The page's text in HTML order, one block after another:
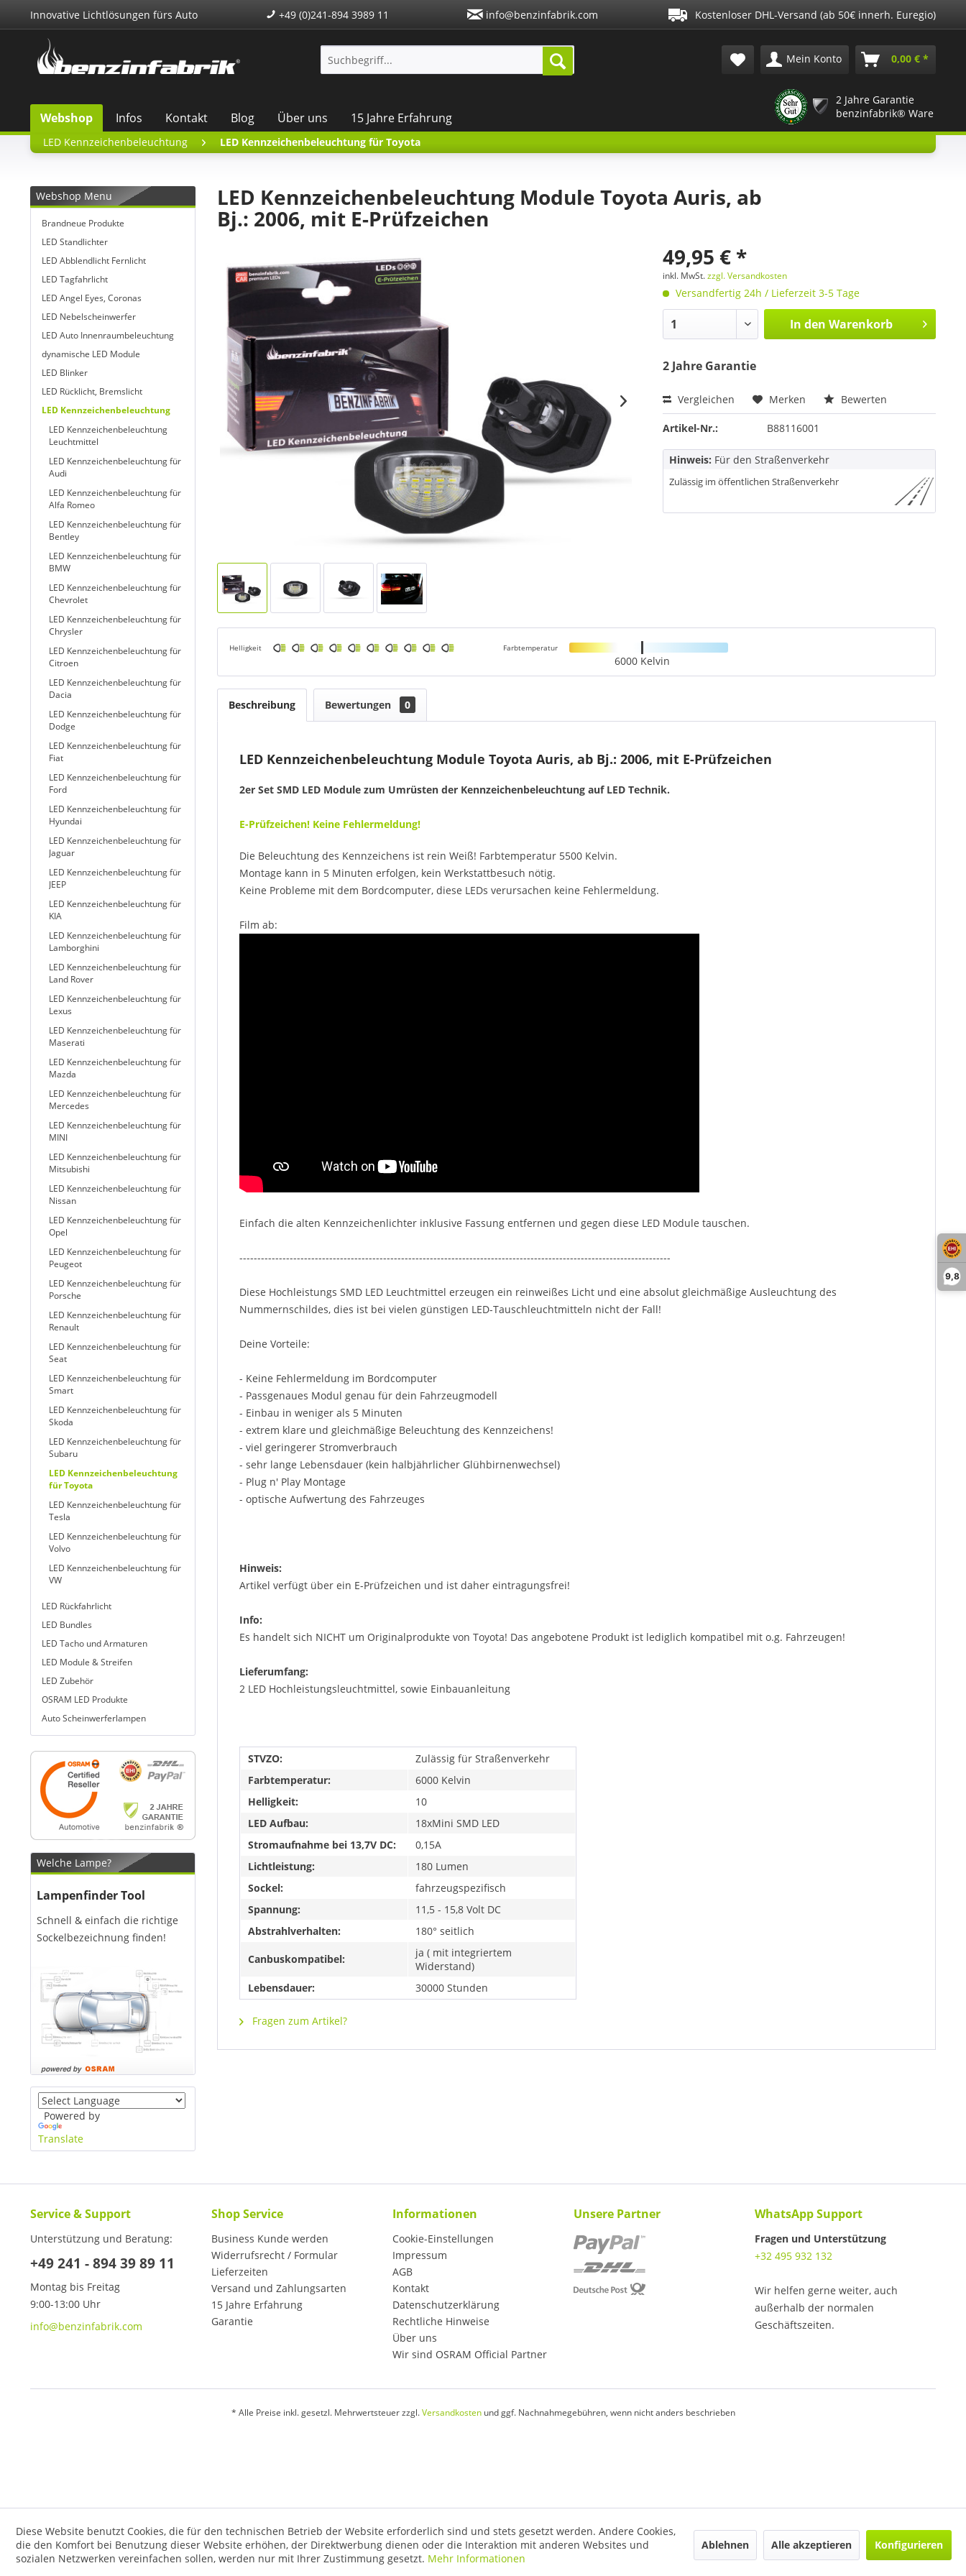
9,8
Innovative Lichtlösungen fürs Auto +49 (0)241-894 3989 11 info@benzinfabrik.com Kostenloser DHL-Versand (ab 50€ innerh. Euregio)
Mein Konto 0,00 € *
Webshop Infos Kontakt Blog Über uns 15 Jahre Erfahrung
2 Jahre Garantie
benzinfabrik® Ware
LED Kennzeichenbeleuchtung LED Kennzeichenbeleuchtung für Toyota
Webshop Menu
Brandneue Produkte
LED Standlichter
LED Abblendlicht Fernlicht
LED Tagfahrlicht
LED Angel Eyes, Coronas
LED Nebelscheinwerfer
LED Auto Innenraumbeleuchtung
dynamische LED Module
LED Blinker
LED Rücklicht, Bremslicht
LED Kennzeichenbeleuchtung
LED Kennzeichenbeleuchtung
Leuchtmittel
LED Kennzeichenbeleuchtung für
Audi
LED Kennzeichenbeleuchtung für
Alfa Romeo
LED Kennzeichenbeleuchtung für
Bentley
LED Kennzeichenbeleuchtung für
BMW
LED Kennzeichenbeleuchtung für
Chevrolet
LED Kennzeichenbeleuchtung für
Chrysler
LED Kennzeichenbeleuchtung für
Citroen
LED Kennzeichenbeleuchtung für
Dacia
LED Kennzeichenbeleuchtung für
Dodge
LED Kennzeichenbeleuchtung für
Fiat
LED Kennzeichenbeleuchtung für
Ford
LED Kennzeichenbeleuchtung für
Hyundai
LED Kennzeichenbeleuchtung für
Jaguar
LED Kennzeichenbeleuchtung für
JEEP
LED Kennzeichenbeleuchtung für
KIA
LED Kennzeichenbeleuchtung für
Lamborghini
LED Kennzeichenbeleuchtung für
Land Rover
LED Kennzeichenbeleuchtung für
Lexus
LED Kennzeichenbeleuchtung für
Maserati
LED Kennzeichenbeleuchtung für
Mazda
LED Kennzeichenbeleuchtung für
Mercedes
LED Kennzeichenbeleuchtung für
MINI
LED Kennzeichenbeleuchtung für
Mitsubishi
LED Kennzeichenbeleuchtung für
Nissan
LED Kennzeichenbeleuchtung für
Opel
LED Kennzeichenbeleuchtung für
Peugeot
LED Kennzeichenbeleuchtung für
Porsche
LED Kennzeichenbeleuchtung für
Renault
LED Kennzeichenbeleuchtung für
Seat
LED Kennzeichenbeleuchtung für
Smart
LED Kennzeichenbeleuchtung für
Skoda
LED Kennzeichenbeleuchtung für
Subaru
LED Kennzeichenbeleuchtung
für Toyota
LED Kennzeichenbeleuchtung für
Tesla
LED Kennzeichenbeleuchtung für
Volvo
LED Kennzeichenbeleuchtung für
VW
LED Rückfahrlicht
LED Bundles
LED Tacho und Armaturen
LED Module & Streifen
LED Zubehör
OSRAM LED Produkte
Auto Scheinwerferlampen
Welche Lampe?
Lampenfinder Tool
Schnell & einfach die richtige
Sockelbezeichnung finden!
Powered by
Translate
LED Kennzeichenbeleuchtung Module Toyota Auris, ab
Bj.: 2006, mit E-Prüfzeichen
49,95 € *
inkl. MwSt.zzgl. Versandkosten
Versandfertig 24h / Lieferzeit 3-5 Tage
In den Warenkorb
2 Jahre Garantie
Vergleichen Merken Bewerten
Artikel-Nr.: B88116001
Hinweis: Für den Straßenverkehr
Zulässig im öffentlichen Straßenverkehr
Helligkeit Farbtemperatur
6000 Kelvin
Beschreibung Bewertungen 0
LED Kennzeichenbeleuchtung Module Toyota Auris, ab Bj.: 2006, mit E-Prüfzeichen
2er Set SMD LED Module zum Umrüsten der Kennzeichenbeleuchtung auf LED Technik.
E-Prüfzeichen! Keine Fehlermeldung!
Die Beleuchtung des Kennzeichens ist rein Weiß! Farbtemperatur 5500 Kelvin.
Montage kann in 5 Minuten erfolgen, kein Werkstattbesuch nötig.
Keine Probleme mit dem Bordcomputer, diese LEDs verursachen keine Fehlermeldung.
Film ab:
Einfach die alten Kennzeichenlichter inklusive Fassung entfernen und gegen diese LED Module tauschen.
------------------------------------------------------------------------------------------------------------------------
Diese Hochleistungs SMD LED Leuchtmittel erzeugen ein reinweißes Licht und eine absolut gleichmäßige Ausleuchtung des
Nummernschildes, dies ist bei vielen günstigen LED-Tauschleuchtmitteln nicht der Fall!
Deine Vorteile:
- Keine Fehlermeldung im Bordcomputer
- Passgenaues Modul genau für dein Fahrzeugmodell
- Einbau in weniger als 5 Minuten
- extrem klare und gleichmäßige Beleuchtung des Kennzeichens!
- viel geringerer Stromverbrauch
- sehr lange Lebensdauer (kein halbjährlicher Glühbirnenwechsel)
- Plug n' Play Montage
- optische Aufwertung des Fahrzeuges
Hinweis:
Artikel verfügt über ein E-Prüfzeichen und ist daher eintragungsfrei!
Info:
Es handelt sich NICHT um Originalprodukte von Toyota! Das angebotene Produkt ist lediglich kompatibel mit o.g. Fahrzeugen!
Lieferumfang:
2 LED Hochleistungsleuchtmittel, sowie Einbauanleitung
STVZO:
Zulässig für Straßenverkehr
Farbtemperatur:
6000 Kelvin
Helligkeit:
10
LED Aufbau:
18xMini SMD LED
Stromaufnahme bei 13,7V DC:
0,15A
Lichtleistung:
180 Lumen
Sockel:
fahrzeugspezifisch
Spannung:
11,5 - 15,8 Volt DC
Abstrahlverhalten:
180° seitlich
Canbuskompatibel:
ja ( mit integriertem
Widerstand)
Lebensdauer:
30000 Stunden
Fragen zum Artikel?
Service & Support
Unterstützung und Beratung:
+49 241 - 894 39 89 11
Montag bis Freitag
9:00-13:00 Uhr
info@benzinfabrik.com
Shop Service
Business Kunde werden
Widerrufsrecht / Formular
Lieferzeiten
Versand und Zahlungsarten
15 Jahre Erfahrung
Garantie
Informationen
Cookie-Einstellungen
Impressum
AGB
Kontakt
Datenschutzerklärung
Rechtliche Hinweise
Über uns
Wir sind OSRAM Official Partner
Unsere Partner WhatsApp Support
Fragen und Unterstützung
+32 495 932 132
Wir helfen gerne weiter, auch
außerhalb der normalen
Geschäftszeiten.
* Alle Preise inkl. gesetzl. Mehrwertsteuer zzgl.Versandkostenund ggf. Nachnahmegebühren, wenn nicht anders beschrieben
Diese Website benutzt Cookies, die für den technischen Betrieb der Website erforderlich sind und stets gesetzt werden. Andere Cookies,
die den Komfort bei Benutzung dieser Website erhöhen, der Direktwerbung dienen oder die Interaktion mit anderen Websites und
sozialen Netzwerken vereinfachen sollen, werden nur mit Ihrer Zustimmung gesetzt. Mehr Informationen
Ablehnen Alle akzeptieren Konfigurieren